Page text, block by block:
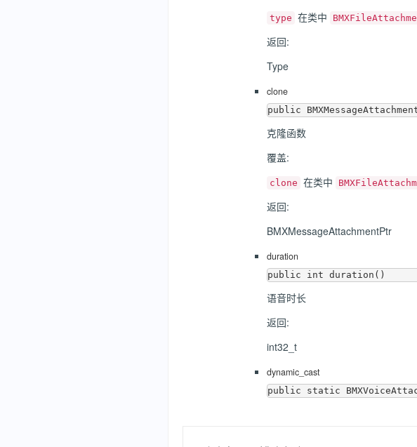
type 在类中
返回:
Type
clone
克隆函数
覆盖:
clone 在类中
返回:
BMXMessageAttachmentPtr
duration
语音时长
返回:
int32_t
dynamic_cast
public static